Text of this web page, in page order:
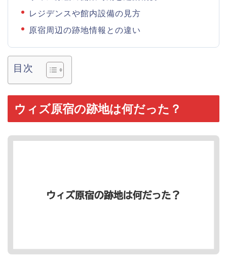
レジデンスや館内設備の見方
原宿周辺の跡地情報との違い
目次
ウィズ原宿の跡地は何だった？